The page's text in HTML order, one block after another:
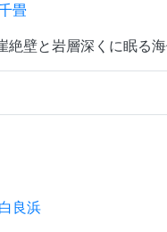
畳
絶壁と岩層深くに眠る
良浜